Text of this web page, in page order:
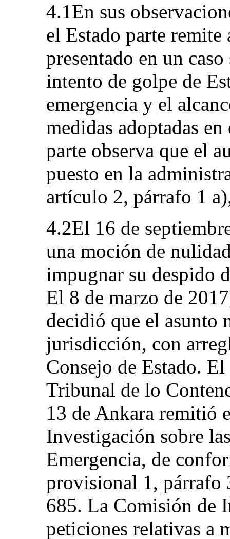
4.1En sus
el Estado parte
presentado en un
intento de golpe de
emergencia y el
medidas adoptadas
parte observa que el
puesto en la
artículo 2, párrafo 1
4.2El 16 de
una moción de
impugnar su despido
El 8 de marzo de
decidió que el asunto
jurisdicción, con
Consejo de Estado.
Tribunal de lo
13 de Ankara remitió
Investigación sobre
Emergencia, de
provisional 1, párrafo
685. La Comisión de
peticiones relativas a